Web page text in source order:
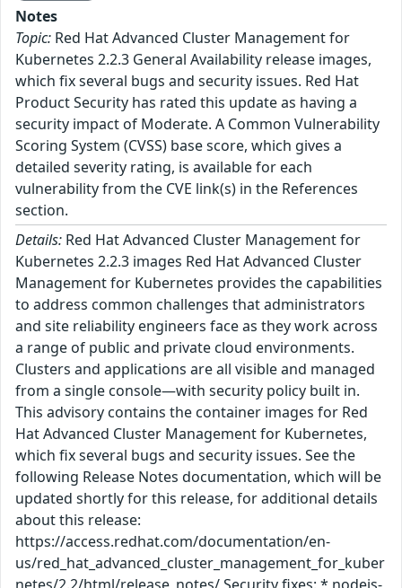
Notes
Topic: Red Hat Advanced Cluster Management for
Kubernetes 2.2.3 General Availability release images,
which fix several bugs and security issues. Red Hat
Product Security has rated this update as having a
security impact of Moderate. A Common Vulnerability
Scoring System (CVSS) base score, which gives a
detailed severity rating, is available for each
vulnerability from the CVE link(s) in the References
section.
Details: Red Hat Advanced Cluster Management for
Kubernetes 2.2.3 images Red Hat Advanced Cluster
Management for Kubernetes provides the capabilities
to address common challenges that administrators
and site reliability engineers face as they work across
a range of public and private cloud environments.
Clusters and applications are all visible and managed
from a single console—with security policy built in.
This advisory contains the container images for Red
Hat Advanced Cluster Management for Kubernetes,
which fix several bugs and security issues. See the
following Release Notes documentation, which will be
updated shortly for this release, for additional details
about this release:
https://access.redhat.com/documentation/en-
us/red_hat_advanced_cluster_management_for_kuber